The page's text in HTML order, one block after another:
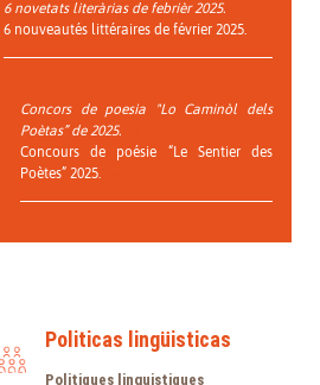
6 novetats literàrias de febrièr 2025.
6 nouveautés littéraires de février 2025.
Concors de poesia "Lo Caminòl dels
Poètas” de 2025.
Concours de poésie “Le Sentier des
Poètes” 2025.
Politicas lingüisticas
Politiques linguistiques